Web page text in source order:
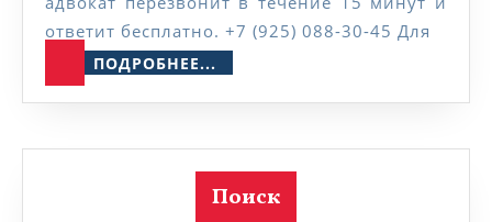
ответит бесплатно. +7 (925) 088-30-45 Для
ПОДРОБНЕЕ...
Поиск